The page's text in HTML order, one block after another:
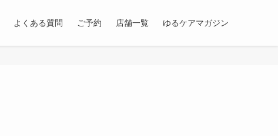
よくある質問 ご予約 店舗一覧 ゆるケアマガジン